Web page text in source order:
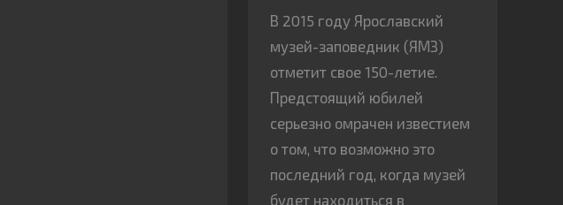
В 2015 году Ярославский
музей-заповедник (ЯМЗ)
отметит свое 150-летие.
Предстоящий юбилей
серьезно омрачен известием
о том, что возможно это
последний год, когда музей
будет находиться в